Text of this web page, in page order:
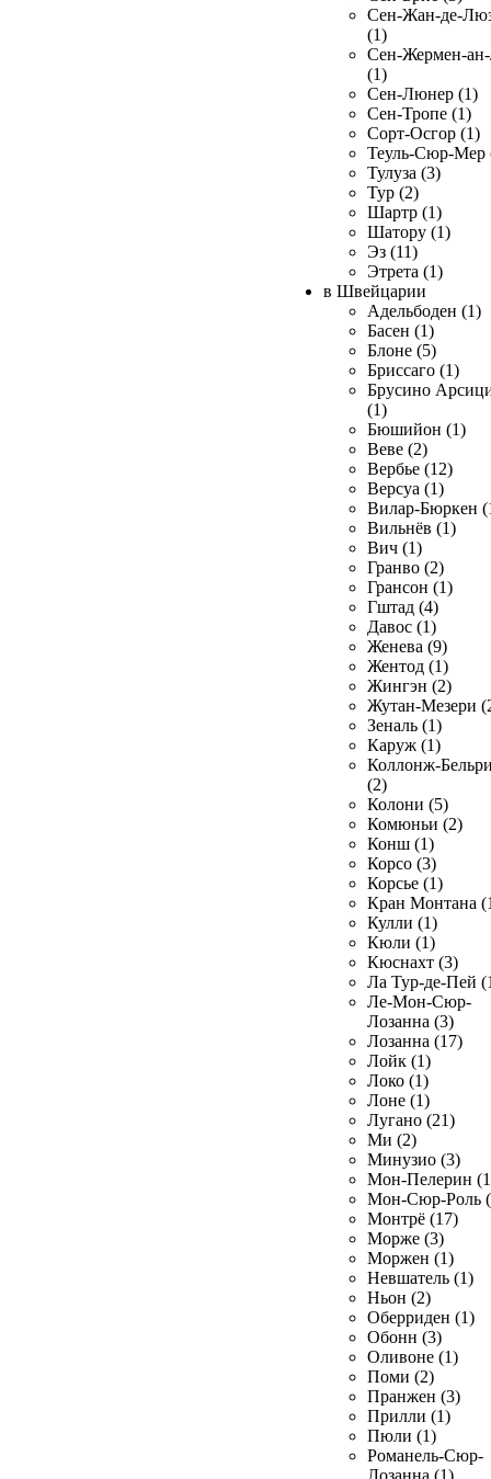
Сен-Жан-де-
(1)
Сен-Жермен-
(1)
Сен-Люнер (1)
Сен-Тропе (1)
Сорт-Осгор (1)
Теуль-Сюр-Мер
Тулуза (3)
Тур (2)
Шартр (1)
Шатору (1)
Эз (11)
Этрета (1)
в Швейцарии
Адельбоден (1)
Басен (1)
Блоне (5)
Бриссаго (1)
Брусино
(1)
Бюшийон (1)
Веве (2)
Вербье (12)
Версуа (1)
Вилар-Бюркен
Вильнёв (1)
Вич (1)
Гранво (2)
Грансон (1)
Гштад (4)
Давос (1)
Женева (9)
Жентод (1)
Жингэн (2)
Жутан-Мезери
Зеналь (1)
Каруж (1)
Коллонж-
(2)
Колони (5)
Комюньи (2)
Конш (1)
Корсо (3)
Корсье (1)
Кран Монтана
Кулли (1)
Кюли (1)
Кюснахт (3)
Ла Тур-де-Пей
Ле-Мон-Сюр-
Лозанна (3)
Лозанна (17)
Лойк (1)
Локо (1)
Лоне (1)
Лугано (21)
Ми (2)
Минузио (3)
Мон-Пелерин
Мон-Сюр-Роль
Монтрё (17)
Морже (3)
Моржен (1)
Невшатель (1)
Ньон (2)
Оберриден (1)
Обонн (3)
Оливоне (1)
Поми (2)
Пранжен (3)
Прилли (1)
Пюли (1)
Романель-Сюр-
Лозанна (1)